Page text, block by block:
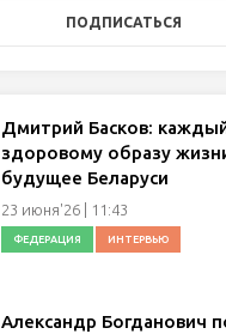
ПОДПИСАТЬСЯ
Дмитрий Басков:
здоровому образу
будущее Беларуси
23 июня'26 | 11:43
ФЕДЕРАЦИЯ ИНТЕРВЬЮ
Александр Богданович